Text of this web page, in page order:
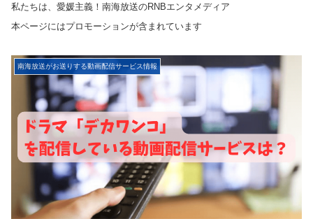
私たちは、愛媛主義！南海放送のRNBエンタメディア
本ページにはプロモーションが含まれています
南海放送がお送りする動画配信サービス情報